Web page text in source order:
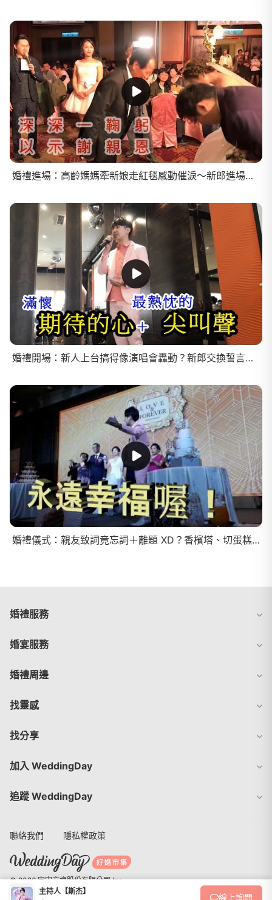
婚禮進場：高齡媽媽牽新娘走紅毯感動催淚～新郎進場竟浪漫單膝下跪獻花！
婚禮開場：新人上台搞得像演唱會轟動？新郎交換誓言內容竟引起全場男士公憤？
婚禮儀式：親友致詞竟忘詞＋離題 XD？香檳塔、切蛋糕、交杯酒～愛的儀式全都錄！
主持人【斯杰】
線上詢問
婚禮服務
婚宴服務
婚禮周邊
找靈感
找分享
加入 WeddingDay
追蹤 WeddingDay
聯絡我們 隱私權政策
© 2026 宇宙方塊股份有限公司 Inc.